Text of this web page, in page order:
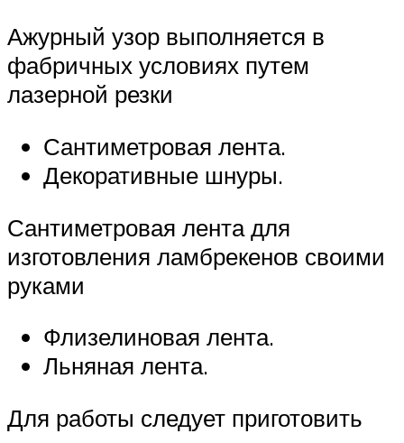
Ажурный узор выполняется в
фабричных условиях путем
лазерной резки
Сантиметровая лента.
Декоративные шнуры.
Сантиметровая лента для
изготовления ламбрекенов своими
руками
Флизелиновая лента.
Льняная лента.
Для работы следует приготовить